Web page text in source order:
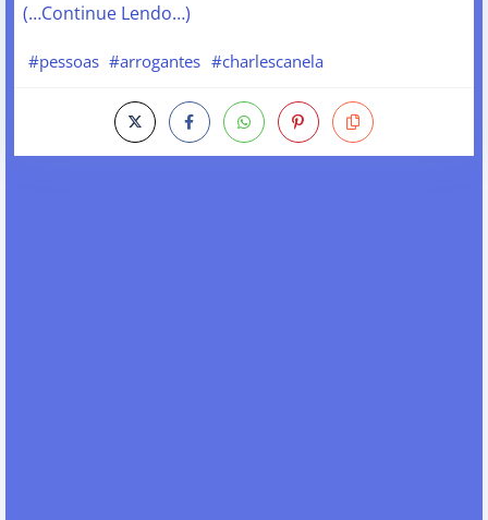
(…Continue Lendo…)
#pessoas #arrogantes #charlescanela